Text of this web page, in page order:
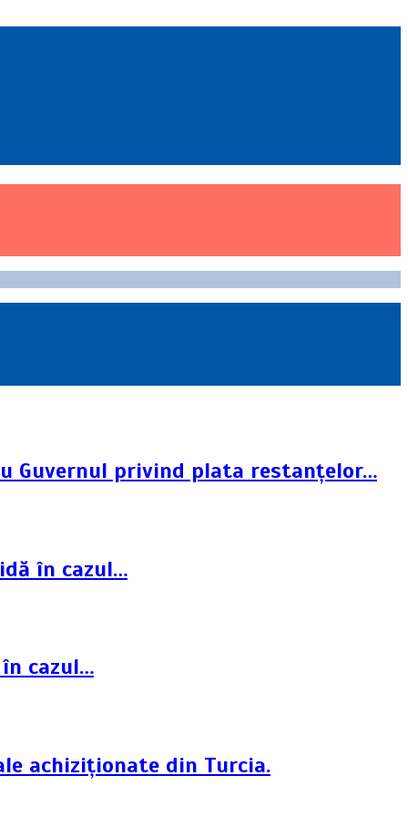
Guvernul privind plata restanțelor…
în cazul…
cazul…
achiziționate din Turcia.